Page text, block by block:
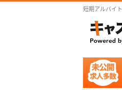
短期アルバイ